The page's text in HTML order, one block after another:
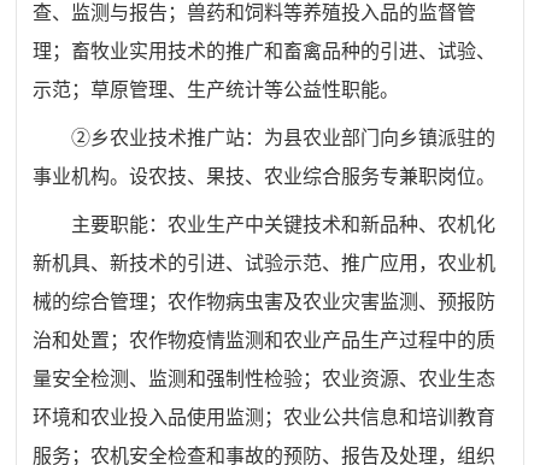
查、监测与报告；兽药和饲料等养殖投入品的监督管
理；畜牧业实用技术的推广和畜禽品种的引进、试验、
示范；草原管理、生产统计等公益性职能。
②乡农业技术推广站：为县农业部门向乡镇派驻的
事业机构。设农技、果技、农业综合服务专兼职岗位。
主要职能：农业生产中关键技术和新品种、农机化
新机具、新技术的引进、试验示范、推广应用，农业机
械的综合管理；农作物病虫害及农业灾害监测、预报防
治和处置；农作物疫情监测和农业产品生产过程中的质
量安全检测、监测和强制性检验；农业资源、农业生态
环境和农业投入品使用监测；农业公共信息和培训教育
服务；农机安全检查和事故的预防、报告及处理，组织